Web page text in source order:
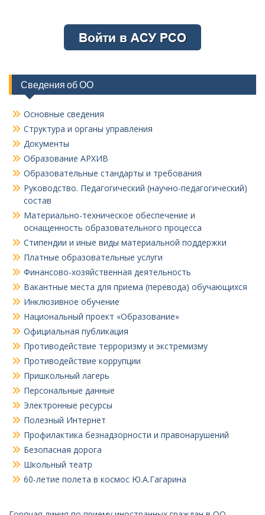
Сведения об ОО
Основные сведения
Структура и органы управления
Документы
Образование АРХИВ
Образовательные стандарты и требования
Руководство. Педагогический (научно-педагогический)
состав
Материально-техническое обеспечение и
оснащенность образовательного процесса
Стипендии и иные виды материальной поддержки
Платные образовательные услуги
Финансово-хозяйственная деятельность
Вакантные места для приема (перевода) обучающихся
Инклюзивное обучение
Национальный проект «Образование»
Официальная публикация
Противодействие терроризму и экстремизму
Противодействие коррупции
Пришкольный лагерь
Персональные данные
Электронные ресурсы
Полезный Интернет
Профилактика безнадзорности и правонарушений
Безопасная дорога
Школьный театр
60-летие полета в космос Ю.А.Гагарина